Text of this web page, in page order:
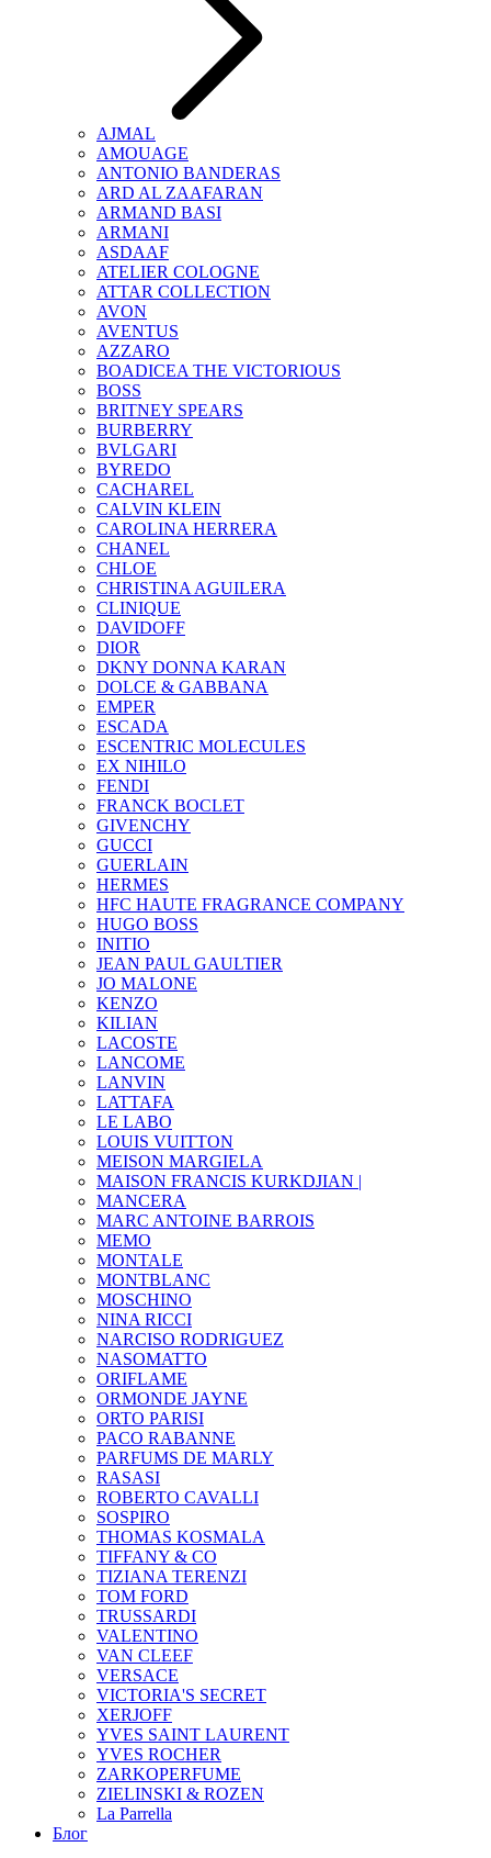
AJMAL
AMOUAGE
ANTONIO BANDERAS
ARD AL ZAAFARAN
ARMAND BASI
ARMANI
ASDAAF
ATELIER COLOGNE
ATTAR COLLECTION
AVON
AVENTUS
AZZARO
BOADICEA THE VICTORIOUS
BOSS
BRITNEY SPEARS
BURBERRY
BVLGARI
BYREDO
CACHAREL
CALVIN KLEIN
CAROLINA HERRERA
CHANEL
CHLOE
CHRISTINA AGUILERA
CLINIQUE
DAVIDOFF
DIOR
DKNY DONNA KARAN
DOLCE & GABBANA
EMPER
ESCADA
ESCENTRIC MOLECULES
EX NIHILO
FENDI
FRANCK BOCLET
GIVENCHY
GUCCI
GUERLAIN
HERMES
HFC HAUTE FRAGRANCE COMPANY
HUGO BOSS
INITIO
JEAN PAUL GAULTIER
JO MALONE
KENZO
KILIAN
LACOSTE
LANCOME
LANVIN
LATTAFA
LE LABO
LOUIS VUITTON
MEISON MARGIELA
MAISON FRANCIS KURKDJIAN |
MANCERA
MARC ANTOINE BARROIS
MEMO
MONTALE
MONTBLANC
MOSCHINO
NINA RICCI
NARCISO RODRIGUEZ
NASOMATTO
ORIFLAME
ORMONDE JAYNE
ORTO PARISI
PACO RABANNE
PARFUMS DE MARLY
RASASI
ROBERTO CAVALLI
SOSPIRO
THOMAS KOSMALA
TIFFANY & CO
TIZIANA TERENZI
TOM FORD
TRUSSARDI
VALENTINO
VAN CLEEF
VERSACE
VICTORIA'S SECRET
XERJOFF
YVES SAINT LAURENT
YVES ROCHER
ZARKOPERFUME
ZIELINSKI & ROZEN
La Parrella
Блог